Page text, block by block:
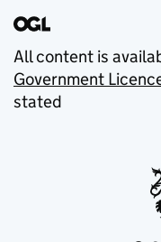
All content is
Government
stated